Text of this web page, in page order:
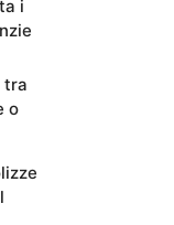
i
tra
o